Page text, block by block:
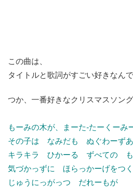
この曲は、
タイトルと歌詞がすごい好きなんで
つか、一番好きなクリスマスソング
もーみの木が、まーた-たーくーみ
その子は なみだも ぬぐわーずあ
キラキラ ひかーる ずべての も
気づかっずに ほらっかーげをつ
じゅうにっがっつ だれーもが